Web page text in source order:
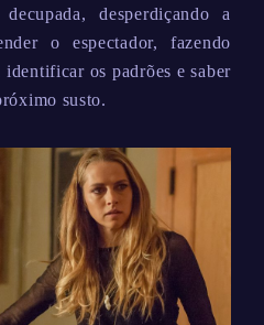
desperdiçando a
o espectador, fazendo
identificar os padrões e saber
susto.